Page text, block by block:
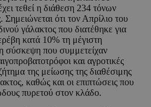
τεθεί η διάθεση 234 τόνων
Σημειώνεται ότι τον Απρίλιο του
γάλακτος που διατέθηκε για
κατά 10% τη μέγιστη
σύσκεψη που συμμετείχαν
και αγροτικές
της μείωσης της διαθέσιμης
καθώς και οι επιπτώσεις που
πυρετού στον κλάδο.